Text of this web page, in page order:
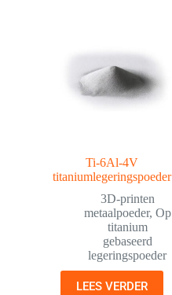
Ti-6Al-4V
titaniumlegeringspoeder
3D-printen
metaalpoeder, Op
titanium
gebaseerd
legeringspoeder
LEES VERDER